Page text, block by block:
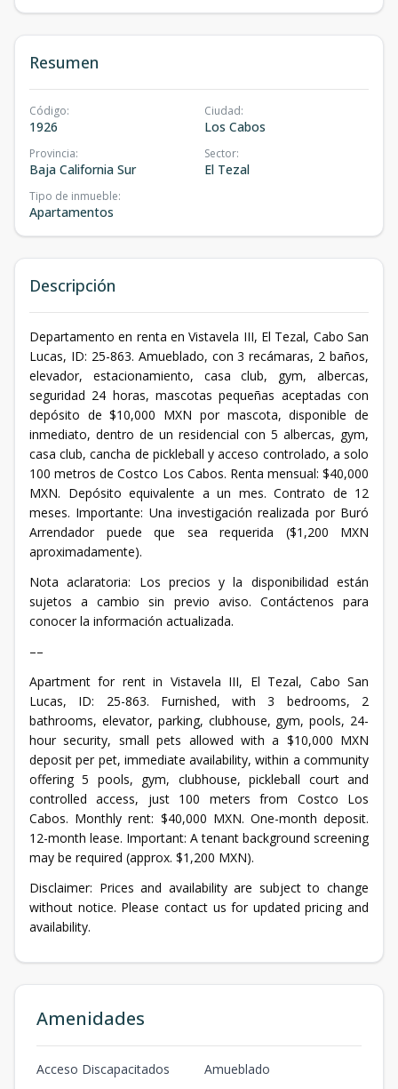
Resumen
Código:
1926
Ciudad:
Los Cabos
Provincia:
Baja California Sur
Sector:
El Tezal
Tipo de inmueble:
Apartamentos
Descripción
Departamento en renta en Vistavela III, El Tezal, Cabo San
Lucas, ID: 25-863. Amueblado, con 3 recámaras, 2 baños,
elevador, estacionamiento, casa club, gym, albercas,
seguridad 24 horas, mascotas pequeñas aceptadas con
depósito de $10,000 MXN por mascota, disponible de
inmediato, dentro de un residencial con 5 albercas, gym,
casa club, cancha de pickleball y acceso controlado, a solo
100 metros de Costco Los Cabos. Renta mensual: $40,000
MXN. Depósito equivalente a un mes. Contrato de 12
meses. Importante: Una investigación realizada por Buró
Arrendador puede que sea requerida ($1,200 MXN
aproximadamente).
Nota aclaratoria: Los precios y la disponibilidad están
sujetos a cambio sin previo aviso. Contáctenos para
conocer la información actualizada.
––
Apartment for rent in Vistavela III, El Tezal, Cabo San
Lucas, ID: 25-863. Furnished, with 3 bedrooms, 2
bathrooms, elevator, parking, clubhouse, gym, pools, 24-
hour security, small pets allowed with a $10,000 MXN
deposit per pet, immediate availability, within a community
offering 5 pools, gym, clubhouse, pickleball court and
controlled access, just 100 meters from Costco Los
Cabos. Monthly rent: $40,000 MXN. One-month deposit.
12-month lease. Important: A tenant background screening
may be required (approx. $1,200 MXN).
Disclaimer: Prices and availability are subject to change
without notice. Please contact us for updated pricing and
availability.
Amenidades
Acceso Discapacitados Amueblado